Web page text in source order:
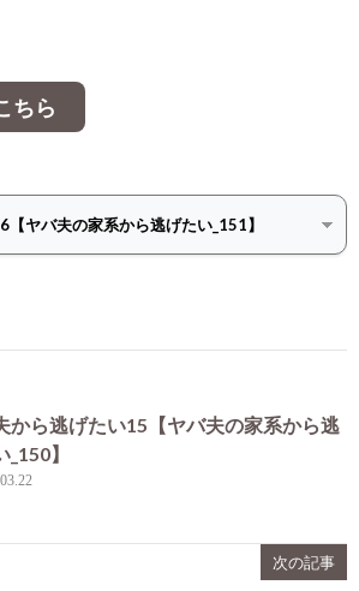
ちら
から逃げたい15【ヤバ夫の家系から逃
】
次の記事